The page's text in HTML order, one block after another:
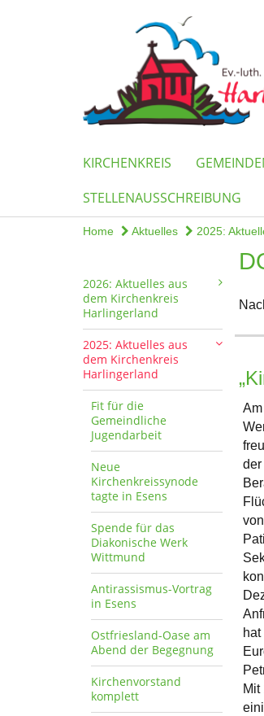
KIRCHENKREIS
STELLENAUSSCHREIBUNG
Home Aktuelles 2025:
2026: Aktuelles aus
dem Kirchenkreis
Harlingerland
2025: Aktuelles aus
dem Kirchenkreis
Harlingerland
Fit für die
Gemeindliche
Jugendarbeit
Neue
Kirchenkreissynode
tagte in Esens
Spende für das
Diakonische Werk
Wittmund
Antirassismus-Vortrag
in Esens
Ostfriesland-Oase am
Abend der Begegnung
Kirchenvorstand
komplett
der
Mit